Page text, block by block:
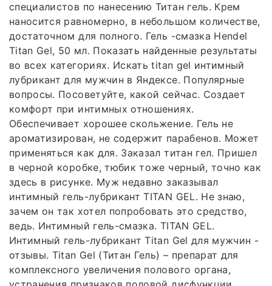
специалистов по нанесению Титан гель. Крем
наносится равномерно, в небольшом количестве,
достаточном для полного. Гель -смазка Hendel
Titan Gel, 50 мл. Показать найденные результаты
во всех категориях. Искать titan gel интимный
лубрикант для мужчин в Яндексе. Популярные
вопросы. Посоветуйте, какой сейчас. Создает
комфорт при интимных отношениях.
Обеспечивает хорошее скольжение. Гель не
ароматизирован, не содержит парабенов. Может
применяться как для. Заказал титан гел. Пришел
в черной коробке, тюбик тоже черный, точно как
здесь в рисунке. Муж недавно заказывал
интимный гель-лубрикант TITAN GEL. Не знаю,
зачем он так хотел попробовать это средство,
ведь. Интимный гель-смазка. TITAN GEL.
Интимный гель-лубрикант Titan Gel для мужчин -
отзывы. Titan Gel (Титан Гель) – препарат для
комплексного увеличения полового органа,